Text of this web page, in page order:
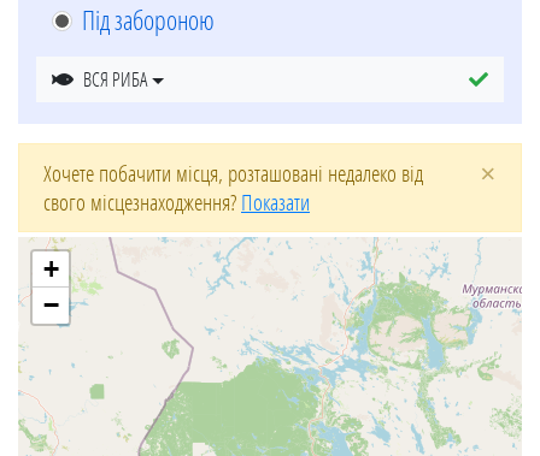
Під забороною
ВСЯ РИБА
Хочете побачити місця, розташовані недалеко від
свого місцезнаходження?Показати
×
+
−